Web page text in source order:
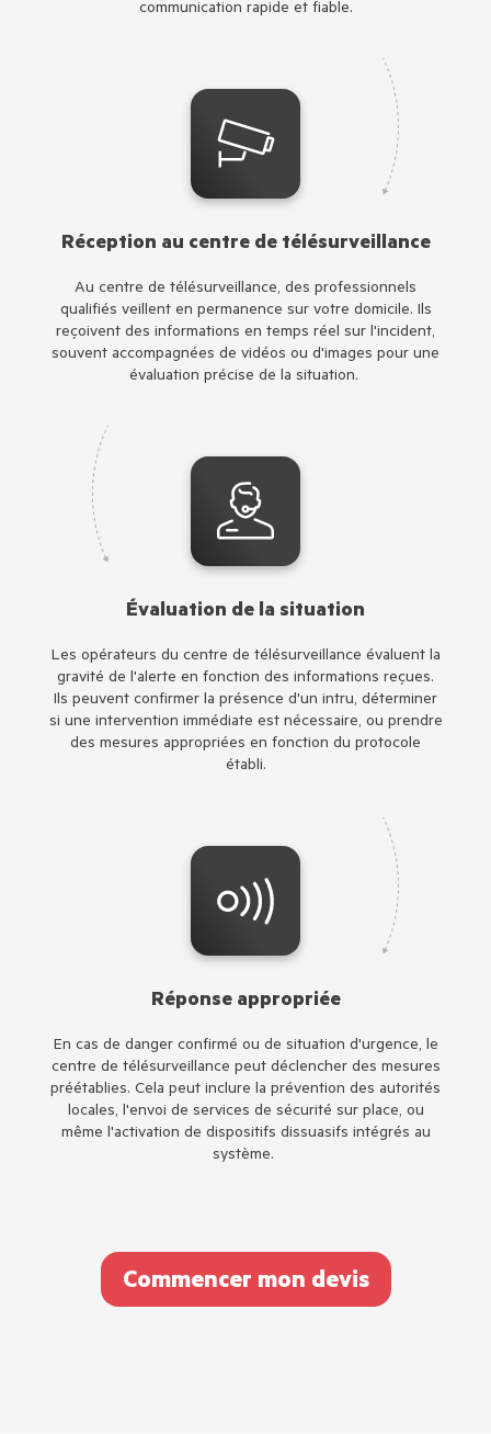
communication rapide et fiable.
Réception au centre de télésurveillance
Au centre de télésurveillance, des professionnels
qualifiés veillent en permanence sur votre domicile. Ils
reçoivent des informations en temps réel sur l'incident,
souvent accompagnées de vidéos ou d'images pour une
évaluation précise de la situation.
Évaluation de la situation
Les opérateurs du centre de télésurveillance évaluent la
gravité de l'alerte en fonction des informations reçues.
Ils peuvent confirmer la présence d'un intru, déterminer
si une intervention immédiate est nécessaire, ou prendre
des mesures appropriées en fonction du protocole
établi.
Réponse appropriée
En cas de danger confirmé ou de situation d'urgence, le
centre de télésurveillance peut déclencher des mesures
préétablies. Cela peut inclure la prévention des autorités
locales, l'envoi de services de sécurité sur place, ou
même l'activation de dispositifs dissuasifs intégrés au
système.
Commencer mon devis